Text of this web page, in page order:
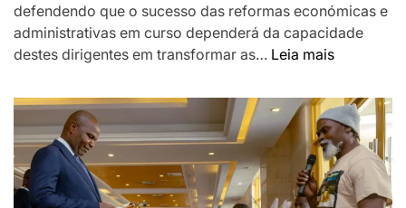
defendendo que o sucesso das reformas económicas e
administrativas em curso dependerá da capacidade
destes dirigentes em transformar as… Leia mais:
destaca
Chefes
das
como